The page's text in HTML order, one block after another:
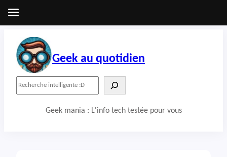
contenu
Geek au quotidien
Geek mania : L'info tech testée pour vous